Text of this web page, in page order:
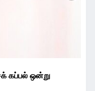
கப்பல் ஒன்று